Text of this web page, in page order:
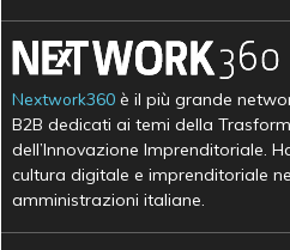
Nextwork360 è il più grande
B2B dedicati ai temi della
dell’Innovazione Imprenditoriale.
cultura digitale e imprenditoriale
amministrazioni italiane.